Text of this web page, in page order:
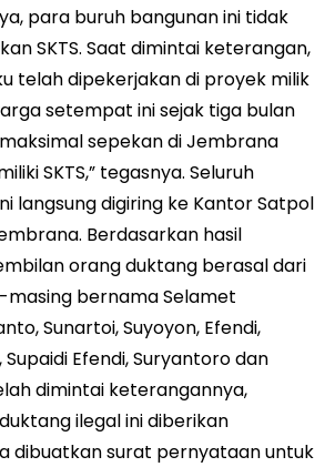
para buruh bangunan ini tidak
SKTS. Saat dimintai keterangan,
telah dipekerjakan di proyek milik
setempat ini sejak tiga bulan
sepekan di Jembrana
SKTS,” tegasnya. Seluruh
langsung digiring ke Kantor Satpol
Berdasarkan hasil
orang duktang berasal dari
bernama Selamet
Sunartoi, Suyoyon, Efendi,
Efendi, Suryantoro dan
dimintai keterangannya,
ilegal ini diberikan
dibuatkan surat pernyataan untuk